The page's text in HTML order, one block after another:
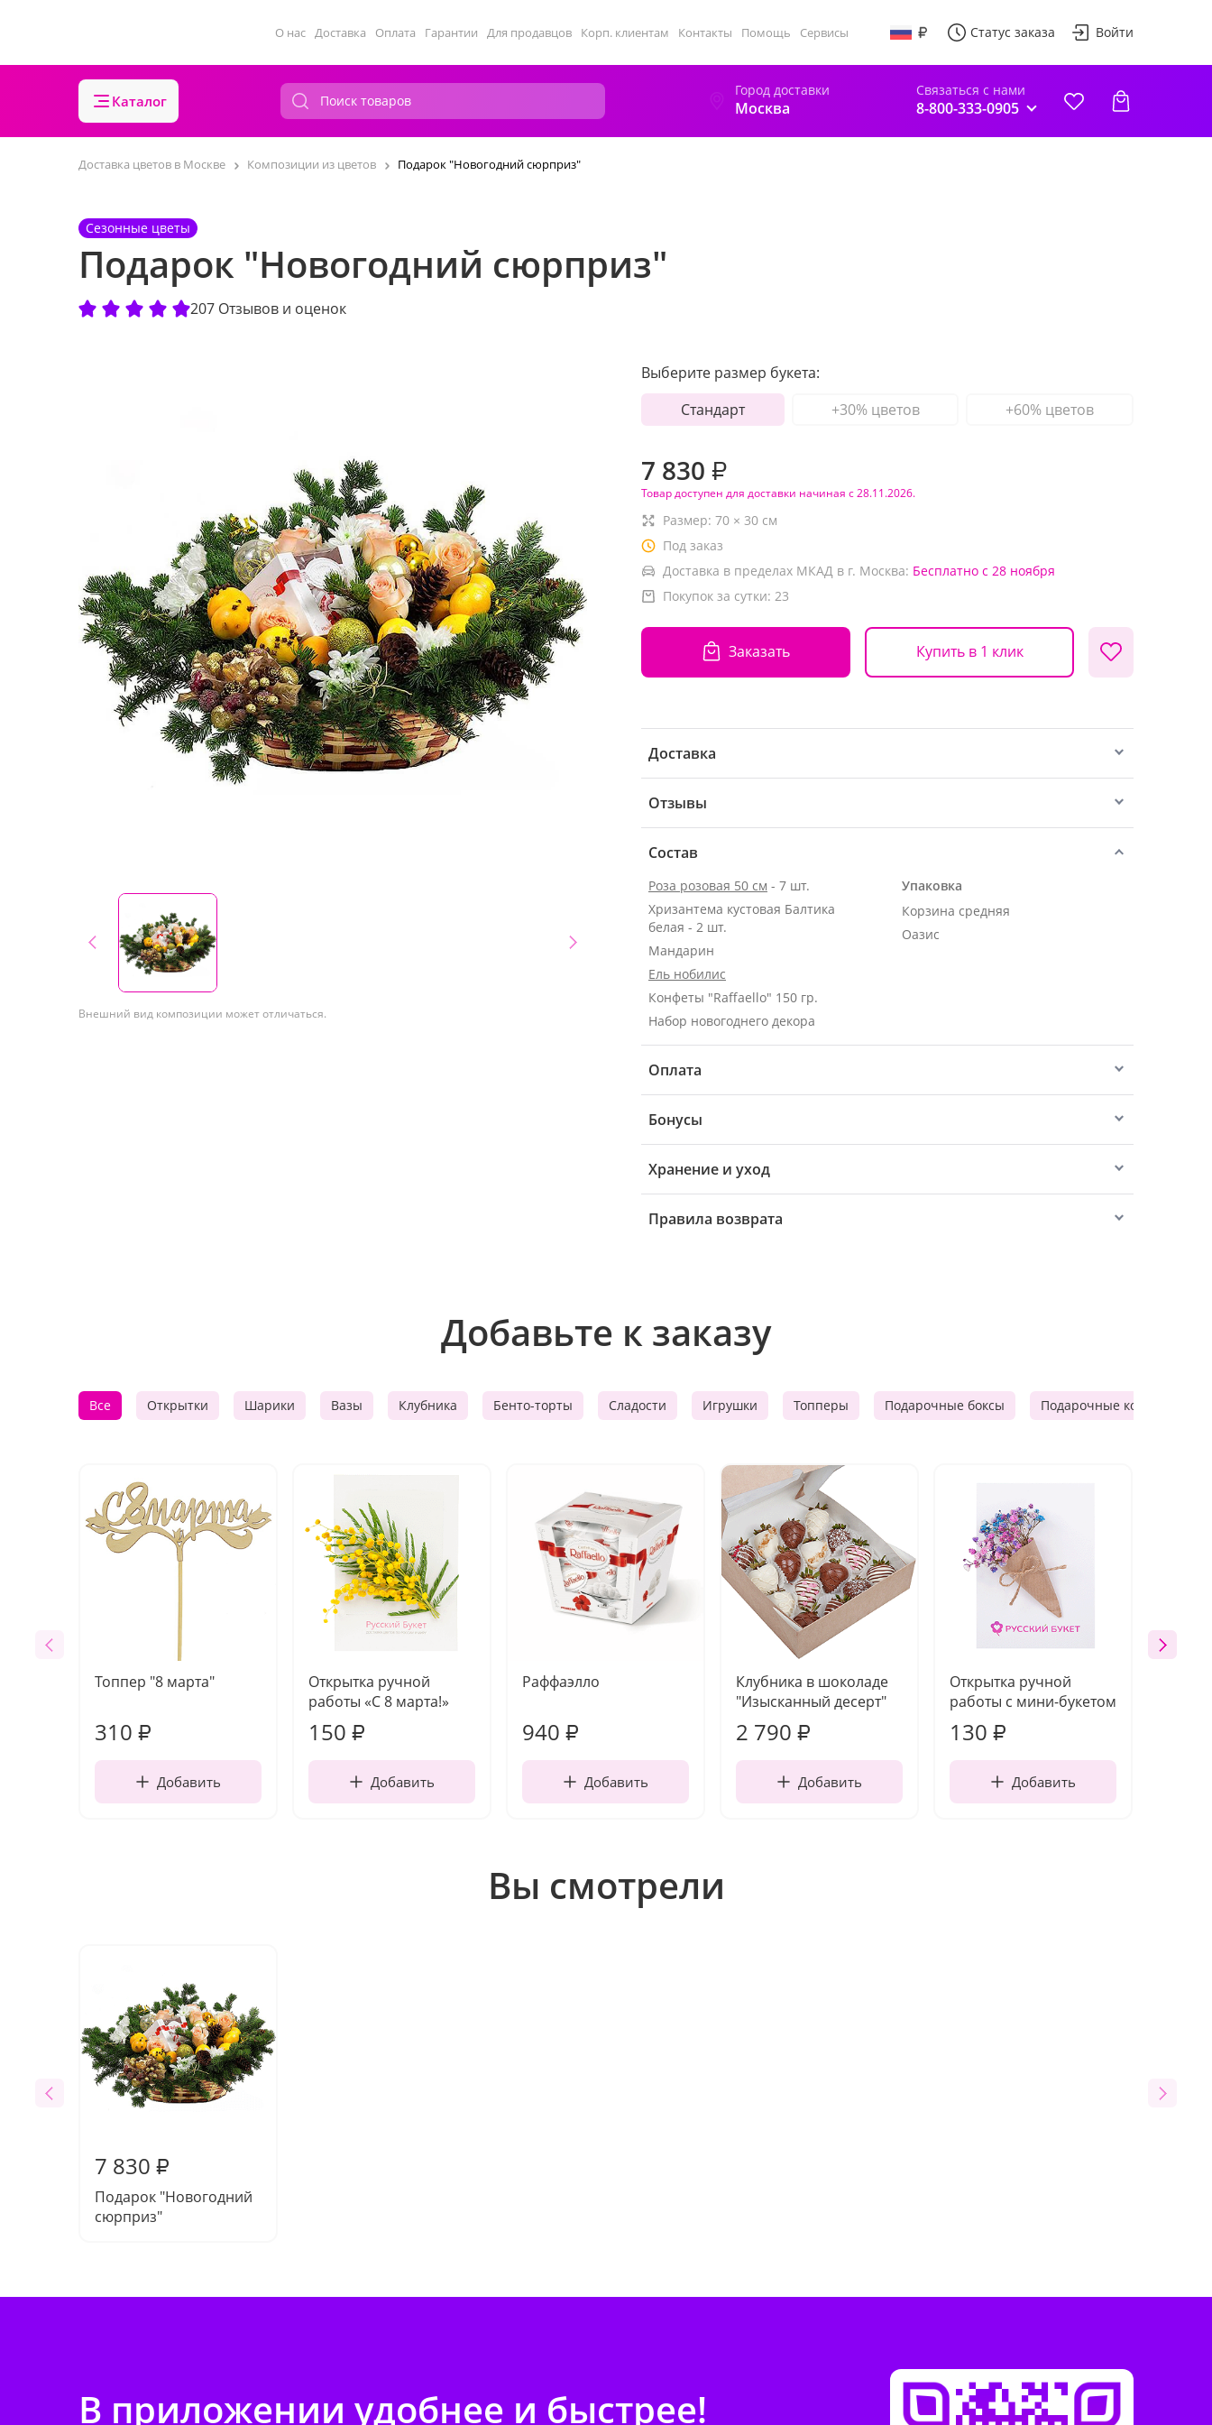
О нас Доставка Оплата Гарантии Для продавцов Корп. клиентам Контакты Помощь Сервисы Статус заказа Войти
Каталог
Город доставки
Москва
Связаться с нами
8-800-333-0905
Доставка цветов в Москве Композиции из цветов Подарок "Новогодний сюрприз"
Сезонные цветы
Подарок "Новогодний сюрприз"
207 Отзывов и оценок
Внешний вид композиции может отличаться.
Выберите размер букета:
Стандарт
+30% цветов +60% цветов
7 830 ₽
Товар доступен для доставки начиная с 28.11.2026.
Размер: 70 × 30 см
Под заказ
Доставка в пределах МКАД в г. Москва: Бесплатно с 28 ноября
Покупок за сутки: 23
Заказать Купить в 1 клик
Доставка
Отзывы
Состав
Роза розовая 50 см - 7 шт.
Хризантема кустовая Балтика
белая - 2 шт.
Мандарин
Ель нобилис
Конфеты "Raffaello" 150 гр.
Набор новогоднего декора
Упаковка
Корзина средняя
Оазис
Оплата
Бонусы
Хранение и уход
Правила возврата
Добавьте к заказу
Все Открытки Шарики Вазы Клубника Бенто-торты Сладости Игрушки Топперы Подарочные боксы Подарочные корзины
Топпер "8 марта"
310 ₽
Добавить
Открытка ручной
работы «С 8 марта!»
150 ₽
Добавить
Раффаэлло
940 ₽
Добавить
Клубника в шоколаде
"Изысканный десерт"
2 790 ₽
Добавить
Открытка ручной
работы с мини-букетом
130 ₽
Добавить
Вы смотрели
7 830 ₽
Подарок "Новогодний
сюрприз"
В приложении удобнее и быстрее!